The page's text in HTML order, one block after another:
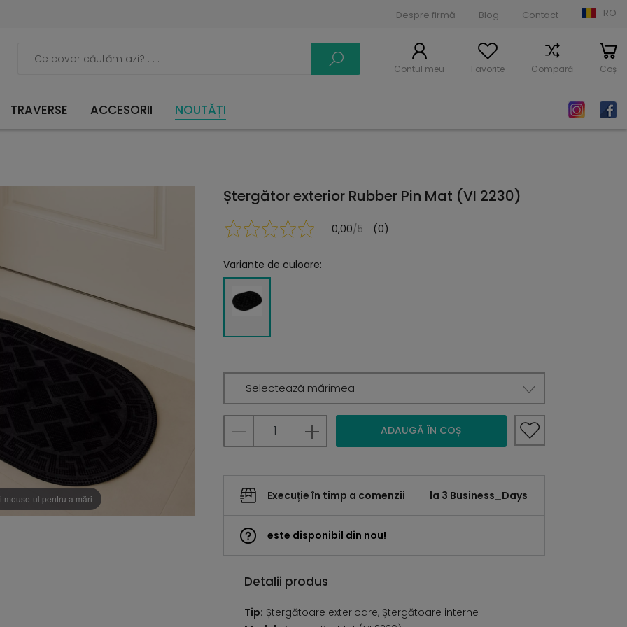
Despre firmă Blog Contact RO
Contul meu Favorite Compară Coș
TRAVERSE ACCESORII NOUTĂȚI
mouse-ul pentru a mări
Ștergător exterior Rubber Pin Mat (VI 2230)
0,00/5 (0)
Variante de culoare:
Selectează mărimea
ADAUGĂ ÎN COȘ
Execuție în timp a comenzii la 3 Business_Days
este disponibil din nou!
Detalii produs
Tip: Ștergătoare exterioare, Ștergătoare interne